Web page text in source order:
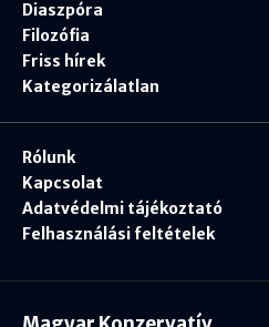
Diaszpóra
Filozófia
Friss hírek
Kategorizálatlan
Rólunk
Kapcsolat
Adatvédelmi tájékoztató
Felhasználási feltételek